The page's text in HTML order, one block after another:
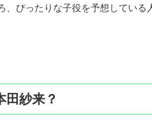
ぴったりな子役を予想している
紗来？